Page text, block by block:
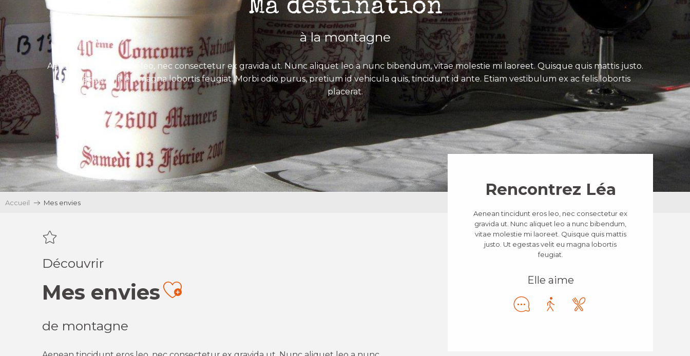
Ma destination
à la montagne
Aenean tincidunt eros leo, nec consectetur ex gravida ut. Nunc aliquet leo a nunc bibendum, vitae molestie mi laoreet. Quisque quis mattis justo.
Ut egestas velit eu magna lobortis feugiat. Morbi odio purus, pretium id vehicula quis, tincidunt id ante. Etiam vestibulum ex ac felis lobortis
placerat.
Accueil Mes envies
Découvrir
Mes enviesAjouter aux favoris
de montagne
Rencontrez Léa
Aenean tincidunt eros leo, nec consectetur ex
gravida ut. Nunc aliquet leo a nunc bibendum,
vitae molestie mi laoreet. Quisque quis mattis
justo. Ut egestas velit eu magna lobortis
feugiat.
Elle aime